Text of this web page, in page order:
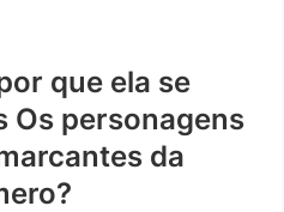
que ela se
Os personagens
da